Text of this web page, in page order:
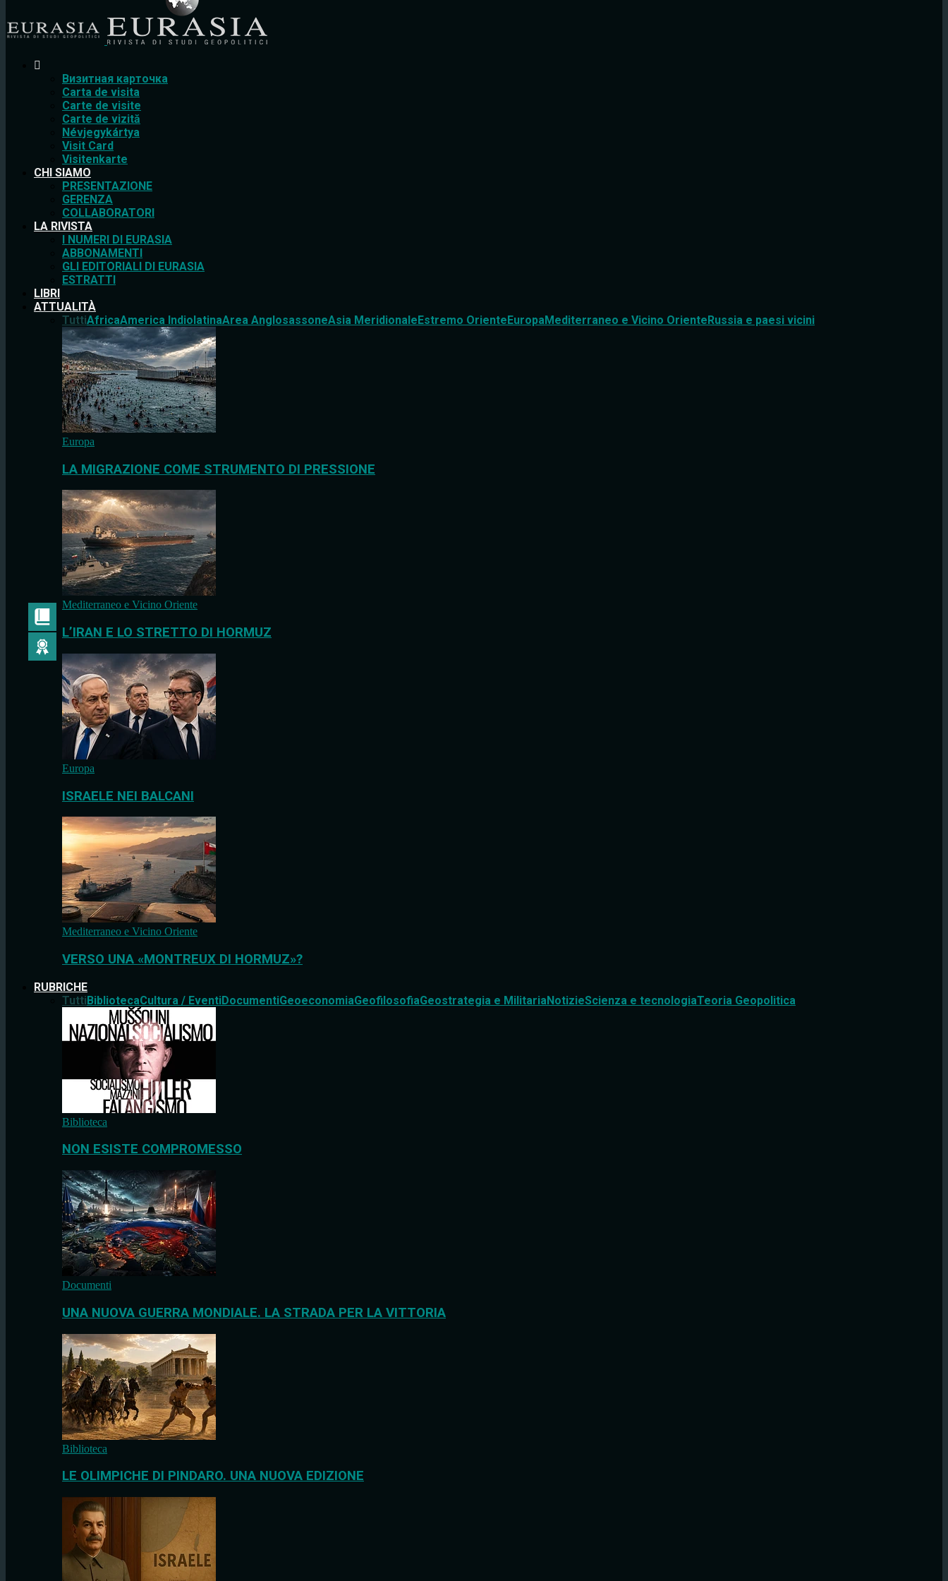
Bизитная карточка
Carta de visita
Carte de visite
Carte de vizită
Névjegykártya
Visit Card
Visitenkarte
CHI SIAMO
PRESENTAZIONE
GERENZA
COLLABORATORI
LA RIVISTA
I NUMERI DI EURASIA
ABBONAMENTI
GLI EDITORIALI DI EURASIA
ESTRATTI
LIBRI
ATTUALITÀ
TuttiAfricaAmerica IndiolatinaArea AnglosassoneAsia MeridionaleEstremo OrienteEuropaMediterraneo e Vicino OrienteRussia e paesi vicini
Europa
LA MIGRAZIONE COME STRUMENTO DI PRESSIONE
Mediterraneo e Vicino Oriente
L’IRAN E LO STRETTO DI HORMUZ
Europa
ISRAELE NEI BALCANI
Mediterraneo e Vicino Oriente
VERSO UNA «MONTREUX DI HORMUZ»?
RUBRICHE
TuttiBibliotecaCultura / EventiDocumentiGeoeconomiaGeofilosofiaGeostrategia e MilitariaNotizieScienza e tecnologiaTeoria Geopolitica
Biblioteca
NON ESISTE COMPROMESSO
Documenti
UNA NUOVA GUERRA MONDIALE. LA STRADA PER LA VITTORIA
Biblioteca
LE OLIMPICHE DI PINDARO. UNA NUOVA EDIZIONE